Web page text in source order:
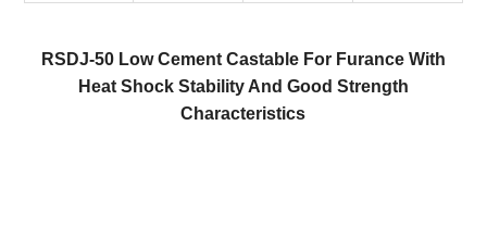
RSDJ-50 Low Cement Castable For Furance With
Heat Shock Stability And Good Strength
Characteristics